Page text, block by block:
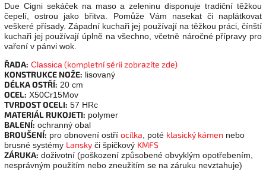
Due Cigni sekáček na maso a zeleninu disponuje tradiční těžkou
čepelí, ostrou jako břitva. Pomůže Vám nasekat či naplátkovat
veškeré přísady. Západní kuchaři jej používají na těžkou práci, čínští
kuchaři jej používají úplně na všechno, včetně náročné přípravy pro
vaření v pánvi wok.
ŘADA: Classica (kompletní sérii zobrazíte zde)
KONSTRUKCE NOŽE: lisovaný
DÉLKA OSTŘÍ: 20 cm
OCEL: X50Cr15Mov
TVRDOST OCELI: 57 HRc
MATERIÁL RUKOJETI: polymer
BALENÍ: ochranný obal
BROUŠENÍ: pro obnovení ostří ocílka , poté klasický kámen nebo
brusné systémy Lansky či špičkový KMFS
ZÁRUKA: doživotní (poškození způsobené obvyklým opotřebením,
nesprávným použitím nebo zneužitím se na záruku nevztahuje)